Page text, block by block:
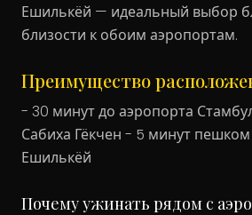
Ешилькёй — идеальный выбор
близости к обоим аэропортам.
Преимущество
- 30 минут до аэропорта
Сабиха Гёкчен - 5 минут
Ешилькёй
Почему ужинать рядом с